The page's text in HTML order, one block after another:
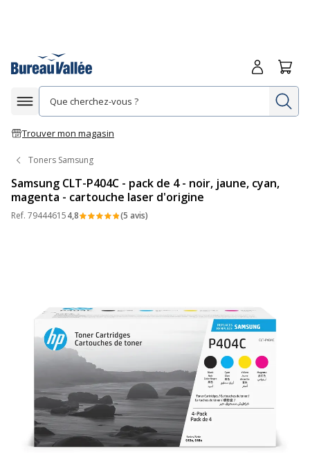
Afficher la navigation
Trouver mon magasin
Me
Toners Samsung
Samsung CLT-P404C - pack de 4 - noir, jaune, cyan,
magenta - cartouche laser d'origine
Ref. 794446154,8 (5 avis)